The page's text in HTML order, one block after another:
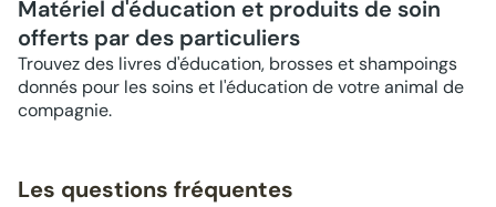
Matériel d'éducation et produits de soin
offerts par des particuliers
Trouvez des livres d'éducation, brosses et shampoings
donnés pour les soins et l'éducation de votre animal de
compagnie.
Les questions fréquentes